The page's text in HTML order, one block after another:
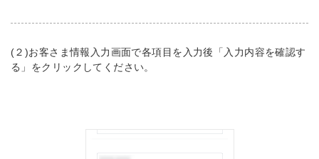
(２)お客さま情報入力画面で各項目を入力後「入力内容を確認す
る」をクリックしてください。